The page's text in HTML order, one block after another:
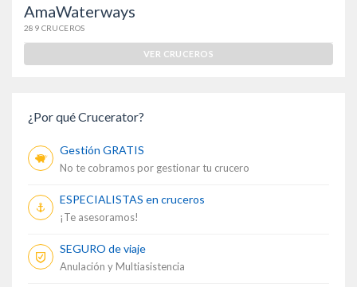
AmaWaterways
289 CRUCEROS
VER CRUCEROS
¿Por qué Crucerator?
Gestión GRATIS
No te cobramos por gestionar tu crucero
ESPECIALISTAS en cruceros
¡Te asesoramos!
SEGURO de viaje
Anulación y Multiasistencia